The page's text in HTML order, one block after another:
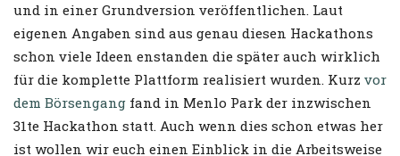
und in einer Grundversion veröffentlichen. Laut
eigenen Angaben sind aus genau diesen Hackathons
schon viele Ideen enstanden die später auch wirklich
für die komplette Plattform realisiert wurden. Kurz vor
dem Börsengang fand in Menlo Park der inzwischen
31te Hackathon statt. Auch wenn dies schon etwas her
ist wollen wir euch einen Einblick in die Arbeitsweise